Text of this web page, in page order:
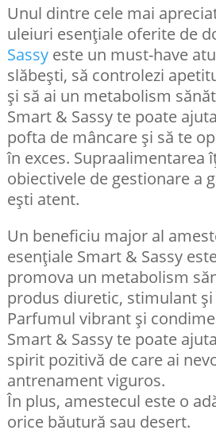
Unul dintre cele mai
uleiuri esențiale oferite de
Sassyeste un must-have
slăbești, să controlezi
și să ai un metabolism
Smart & Sassy te poate
pofta de mâncare și să te
în exces. Supraalimentarea
obiectivele de gestionare a
ești atent.
Un beneficiu major al
esențiale Smart & Sassy
promova un metabolism
produs diuretic, stimulant
Parfumul vibrant și
Smart & Sassy te poate
spirit pozitivă de care ai
antrenament viguros.
În plus, amestecul este o
orice băutură sau desert.